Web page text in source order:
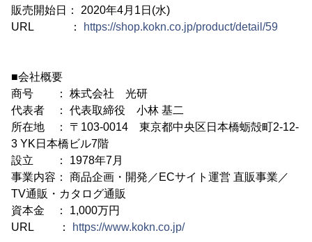
販売開始日： 2020年4月1日(水)
URL ：
https://shop.kokn.co.jp/product/detail/59
■会社概要
商号 ： 株式会社 光研
代表者 ： 代表取締役 小林 基二
所在地 ： 〒103-0014 東京都中央区日本橋蛎殻町2-12-
3 YK日本橋ビル7階
設立 ： 1978年7月
事業内容： 商品企画・開発／ECサイト運営 直販事業／
TV通販・カタログ通販
資本金 ： 1,000万円
URL ：
https://www.kokn.co.jp/